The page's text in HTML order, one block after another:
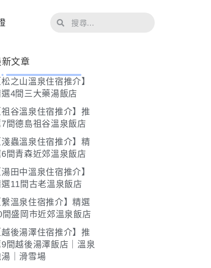
文章
松之山溫泉住宿推介】
4間三大藥湯飯店
祖谷溫泉住宿推介】推
7間德島祖谷溫泉飯店
淺蟲溫泉住宿推介】精
間青森近郊溫泉飯店
湯田中溫泉住宿推介】
11間古老溫泉飯店
繫溫泉住宿推介】精選
間盛岡市近郊溫泉飯店
越後湯澤住宿推介】推
9間越後湯澤飯店｜溫泉
湯｜滑雪場